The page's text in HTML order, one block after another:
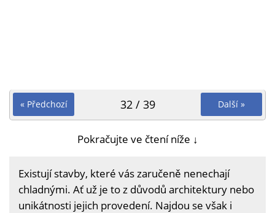
« Předchozí Další »
32 / 39
Pokračujte ve čtení níže ↓
Existují stavby, které vás zaručeně nenechají
chladnými. Ať už je to z důvodů architektury nebo
unikátnosti jejich provedení. Najdou se však i